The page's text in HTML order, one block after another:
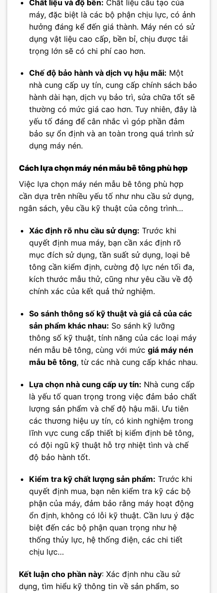
Chất liệu và độ bền: Chất liệu cấu tạo của
máy, đặc biệt là các bộ phận chịu lực, có ảnh
hưởng đáng kể đến giá thành. Máy nén có sử
dụng vật liệu cao cấp, bền bỉ, chịu được tải
trọng lớn sẽ có chi phí cao hơn.
Chế độ bảo hành và dịch vụ hậu mãi: Một
nhà cung cấp uy tín, cung cấp chính sách bảo
hành dài hạn, dịch vụ bảo trì, sửa chữa tốt sẽ
thường có mức giá cao hơn. Tuy nhiên, đây là
yếu tố đáng để cân nhắc vì góp phần đảm
bảo sự ổn định và an toàn trong quá trình sử
dụng máy nén.
Cách lựa chọn máy nén mẫu bê tông phù hợp
Việc lựa chọn máy nén mẫu bê tông phù hợp
cần dựa trên nhiều yếu tố như nhu cầu sử dụng,
ngân sách, yêu cầu kỹ thuật của công trình…
Xác định rõ nhu cầu sử dụng: Trước khi
quyết định mua máy, bạn cần xác định rõ
mục đích sử dụng, tần suất sử dụng, loại bê
tông cần kiểm định, cường độ lực nén tối đa,
kích thước mẫu thử, cũng như yêu cầu về độ
chính xác của kết quả thử nghiệm.
So sánh thông số kỹ thuật và giá cả của các
sản phẩm khác nhau: So sánh kỹ lưỡng
thông số kỹ thuật, tính năng của các loại máy
nén mẫu bê tông, cùng với mức giá máy nén
mẫu bê tông, từ các nhà cung cấp khác nhau.
Lựa chọn nhà cung cấp uy tín: Nhà cung cấp
là yếu tố quan trọng trong việc đảm bảo chất
lượng sản phẩm và chế độ hậu mãi. Ưu tiên
các thương hiệu uy tín, có kinh nghiệm trong
lĩnh vực cung cấp thiết bị kiểm định bê tông,
có đội ngũ kỹ thuật hỗ trợ nhiệt tình và chế
độ bảo hành tốt.
Kiểm tra kỹ chất lượng sản phẩm: Trước khi
quyết định mua, bạn nên kiểm tra kỹ các bộ
phận của máy, đảm bảo rằng máy hoạt động
ổn định, không có lỗi kỹ thuật. Cần lưu ý đặc
biệt đến các bộ phận quan trọng như hệ
thống thủy lực, hệ thống điện, các chi tiết
chịu lực…
Kết luận cho phần này: Xác định nhu cầu sử
dụng, tìm hiểu kỹ thông tin về sản phẩm, so